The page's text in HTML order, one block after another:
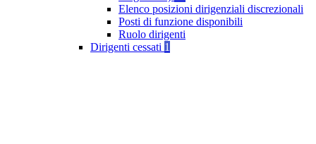
Elenco posizioni dirigenziali discrezionali
Posti di funzione disponibili
Ruolo dirigenti
Dirigenti cessati 1